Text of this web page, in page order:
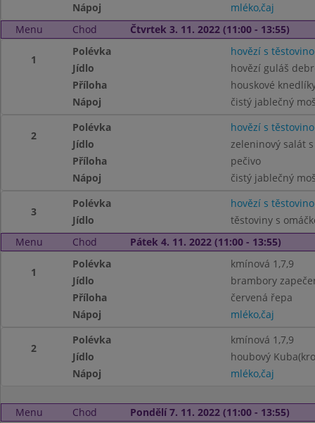
Nápoj
mléko,čaj
Menu
Chod Čtvrtek 3. 11. 2022 (11:00 - 13:55)
1
Polévka
hovězí s
Jídlo
hovězí guláš
Příloha
houskové
Nápoj
čistý jablečný
2
Polévka
hovězí s
Jídlo
zeleninový salát
Příloha
pečivo
Nápoj
čistý jablečný
3
Polévka
hovězí s
Jídlo
těstoviny s
Menu
Chod Pátek 4. 11. 2022 (11:00 - 13:55)
1
Polévka
kmínová 1,7,9
Jídlo
brambory
Příloha
červená řepa
Nápoj
mléko,čaj
2
Polévka
kmínová 1,7,9
Jídlo
houbový
Nápoj
mléko,čaj
Menu Chod Pondělí 7. 11. 2022 (11:00 - 13:55)